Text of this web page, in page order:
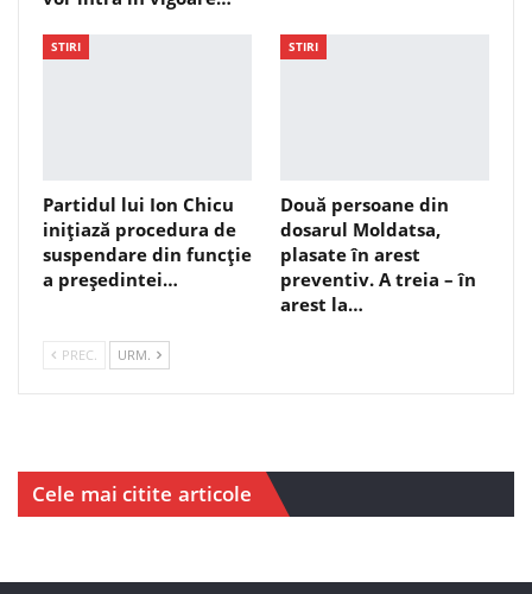
STIRI
Partidul lui Ion Chicu
inițiază procedura de
suspendare din funcție
a președintei…
STIRI
Două persoane din
dosarul Moldatsa,
plasate în arest
preventiv. A treia – în
arest la…
PREC. URM.
Cele mai citite articole